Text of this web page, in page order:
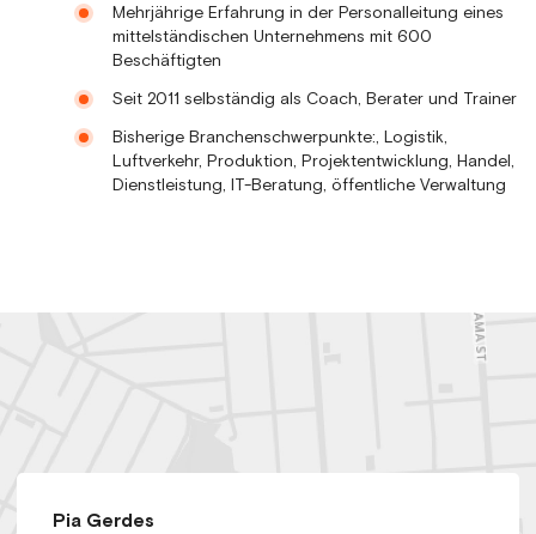
Mehrjährige Erfahrung in der Personalleitung eines
mittelständischen Unternehmens mit 600
Beschäftigten
Seit 2011 selbständig als Coach, Berater und Trainer
Bisherige Branchenschwerpunkte:, Logistik,
Luftverkehr, Produktion, Projektentwicklung, Handel,
Dienstleistung, IT-Beratung, öffentliche Verwaltung
Pia Gerdes